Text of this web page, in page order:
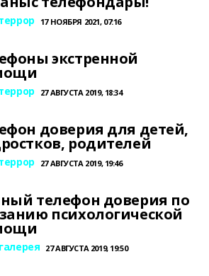
17 НОЯБРЯ 2021, 07:16
экстренной
27 АВГУСТА 2019, 18:34
доверия для детей,
родителей
27 АВГУСТА 2019, 19:46
телефон доверия по
психологической
27 АВГУСТА 2019, 19:50